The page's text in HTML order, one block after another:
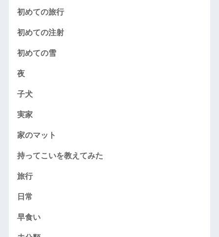
初めての旅行
初めての注射
初めての雪
夜
子犬
実家
家のマット
持ってこいを教えてみた
旅行
日常
早食い